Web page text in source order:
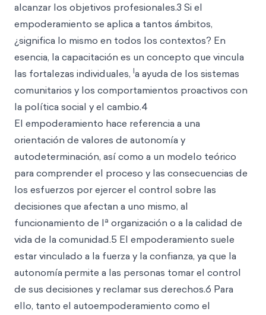
alcanzar los objetivos profesionales.3 Si el
empoderamiento se aplica a tantos ámbitos,
¿significa lo mismo en todos los contextos? En
esencia, la capacitación es un concepto que vincula
las fortalezas individuales, la ayuda de los sistemas
comunitarios y los comportamientos proactivos con
la política social y el cambio.4
El empoderamiento hace referencia a una
orientación de valores de autonomía y
autodeterminación, así como a un modelo teórico
para comprender el proceso y las consecuencias de
los esfuerzos por ejercer el control sobre las
decisiones que afectan a uno mismo, al
funcionamiento de la organización o a la calidad de
vida de la comunidad.5 El empoderamiento suele
estar vinculado a la fuerza y la confianza, ya que la
autonomía permite a las personas tomar el control
de sus decisiones y reclamar sus derechos.6 Para
ello, tanto el autoempoderamiento como el